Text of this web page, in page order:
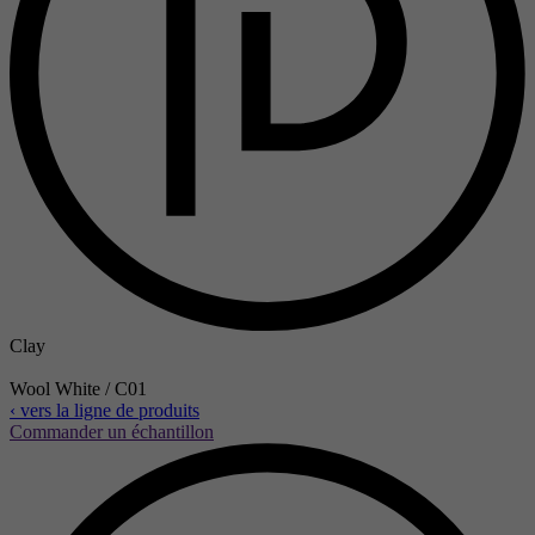
Clay
Wool White / C01
‹ vers la ligne de produits
Commander un échantillon